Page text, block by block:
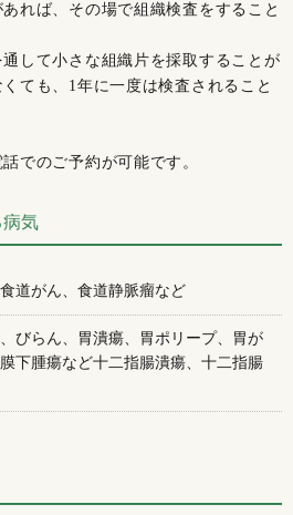
れば、その場で組織検査をすること
して小さな組織片を採取することが
ても、1年に一度は検査されること
でのご予約が可能です。
病気
道がん、食道静脈瘤など
びらん、胃潰瘍、胃ポリープ、胃が
下腫瘍など十二指腸潰瘍、十二指腸